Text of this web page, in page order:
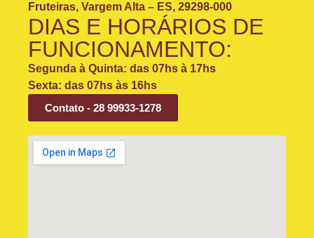
Fruteiras, Vargem Alta – ES, 29298-000
DIAS E HORÁRIOS DE
FUNCIONAMENTO:
Segunda à Quinta: das 07hs à 17hs
Sexta: das 07hs às 16hs
Contato - 28 99933-1278